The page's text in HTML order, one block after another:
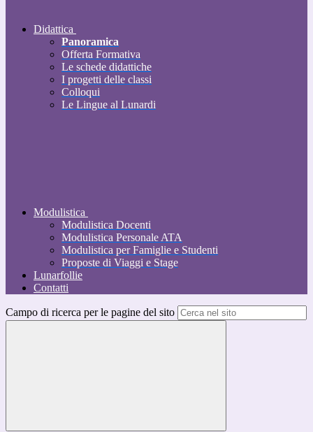
Didattica
Panoramica
Offerta Formativa
Le schede didattiche
I progetti delle classi
Colloqui
Le Lingue al Lunardi
Modulistica
Modulistica Docenti
Modulistica Personale ATA
Modulistica per Famiglie e Studenti
Proposte di Viaggi e Stage
Lunarfollie
Contatti
Campo di ricerca per le pagine del sito